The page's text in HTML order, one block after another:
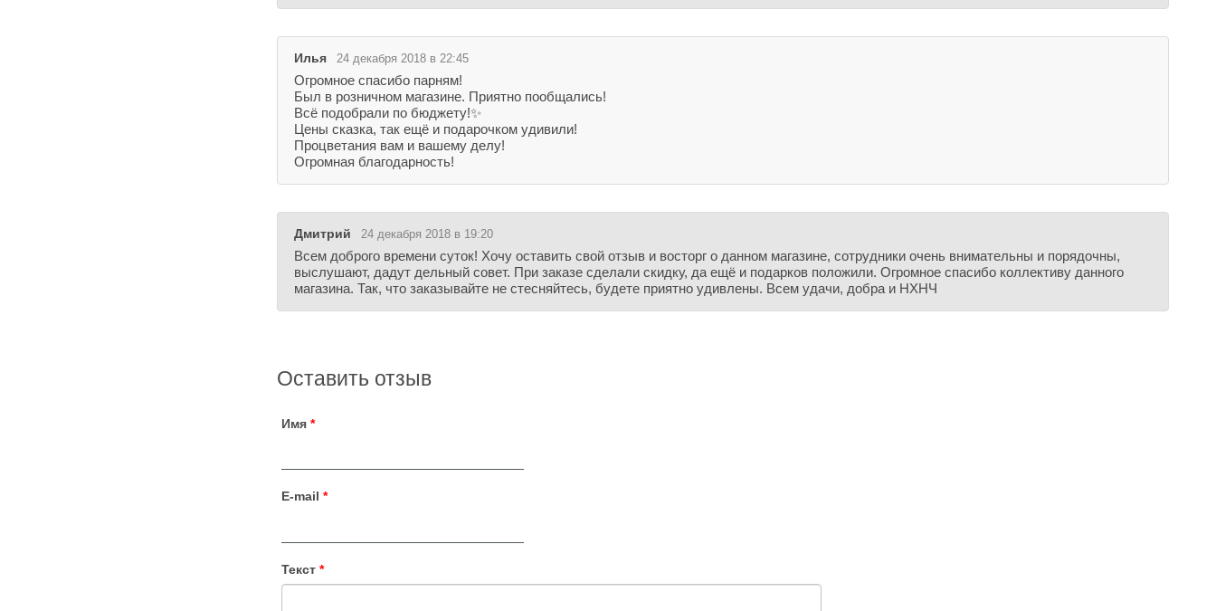
Илья 24 декабря 2018 в 22:45
Огромное спасибо парням!
Был в розничном магазине. Приятно пообщались!
Всё подобрали по бюджету!✨
Цены сказка, так ещё и подарочком удивили!
Процветания вам и вашему делу!
Огромная благодарность!
Дмитрий 24 декабря 2018 в 19:20
Всем доброго времени суток! Хочу оставить свой отзыв и восторг о данном магазине, сотрудники очень внимательны и порядочны,
выслушают, дадут дельный совет. При заказе сделали скидку, да ещё и подарков положили. Огромное спасибо коллективу данного
магазина. Так, что заказывайте не стесняйтесь, будете приятно удивлены. Всем удачи, добра и НХНЧ
Оставить отзыв
Имя*
E-mail*
Текст*